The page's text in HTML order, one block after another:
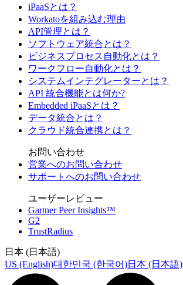
iPaaSとは？
Workatoを組み込む理由
API管理とは？
ソフトウェア統合とは？
ビジネスプロセス自動化とは？
ワークフロー自動化とは？
システムインテグレーターとは？
API 統合機能とは何か?
Embedded iPaaSとは？
データ統合とは？
クラウド統合連携とは？
お問い合わせ
営業へのお問い合わせ
サポートへのお問い合わせ
ユーザーレビュー
Gartner Peer Insights™
G2
TrustRadius
日本 (日本語)
US (English)대한민국 (한국어)日本 (日本語)